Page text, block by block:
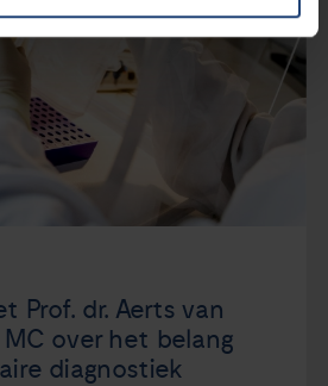
Prof. dr. Aerts van
over het belang
diagnostiek